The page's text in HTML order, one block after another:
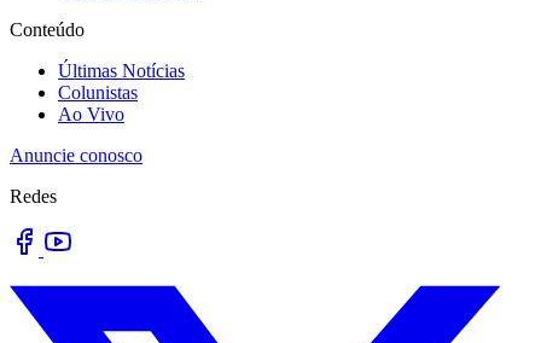
Conteúdo
Últimas Notícias
Colunistas
Ao Vivo
Anuncie conosco
Redes